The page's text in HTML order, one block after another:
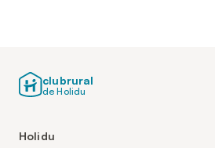
clubrural
de Holidu
Holidu